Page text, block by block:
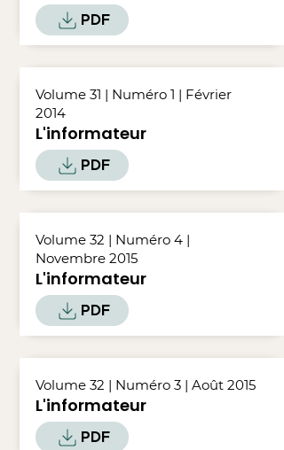
PDF
Volume 31 | Numéro 1 | Février
2014
L'informateur
PDF
Volume 32 | Numéro 4 |
Novembre 2015
L'informateur
PDF
Volume 32 | Numéro 3 | Août 2015
L'informateur
PDF